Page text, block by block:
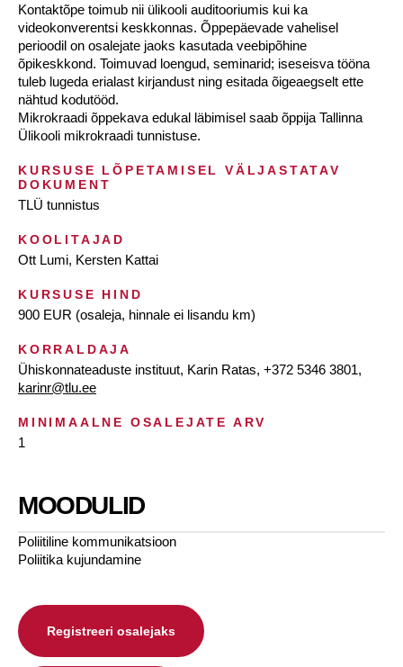
Kontaktõpe toimub nii ülikooli auditooriumis kui ka
videokonverentsi keskkonnas. Õppepäevade vahelisel
perioodil on osalejate jaoks kasutada veebipõhine
õpikeskkond. Toimuvad loengud, seminarid; iseseisva tööna
tuleb lugeda erialast kirjandust ning esitada õigeaegselt ette
nähtud kodutööd.
Mikrokraadi õppekava edukal läbimisel saab õppija Tallinna
Ülikooli mikrokraadi tunnistuse.
KURSUSE LÕPETAMISEL VÄLJASTATAV
DOKUMENT
TLÜ tunnistus
KOOLITAJAD
Ott Lumi, Kersten Kattai
KURSUSE HIND
900 EUR (osaleja, hinnale ei lisandu km)
KORRALDAJA
Ühiskonnateaduste instituut, Karin Ratas, +372 5346 3801,
karinr@tlu.ee
MINIMAALNE OSALEJATE ARV
1
MOODULID
Poliitiline kommunikatsioon
Poliitika kujundamine
Registreeri osalejaks